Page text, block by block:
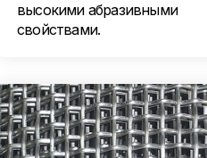
высокими абразивными
свойствами.